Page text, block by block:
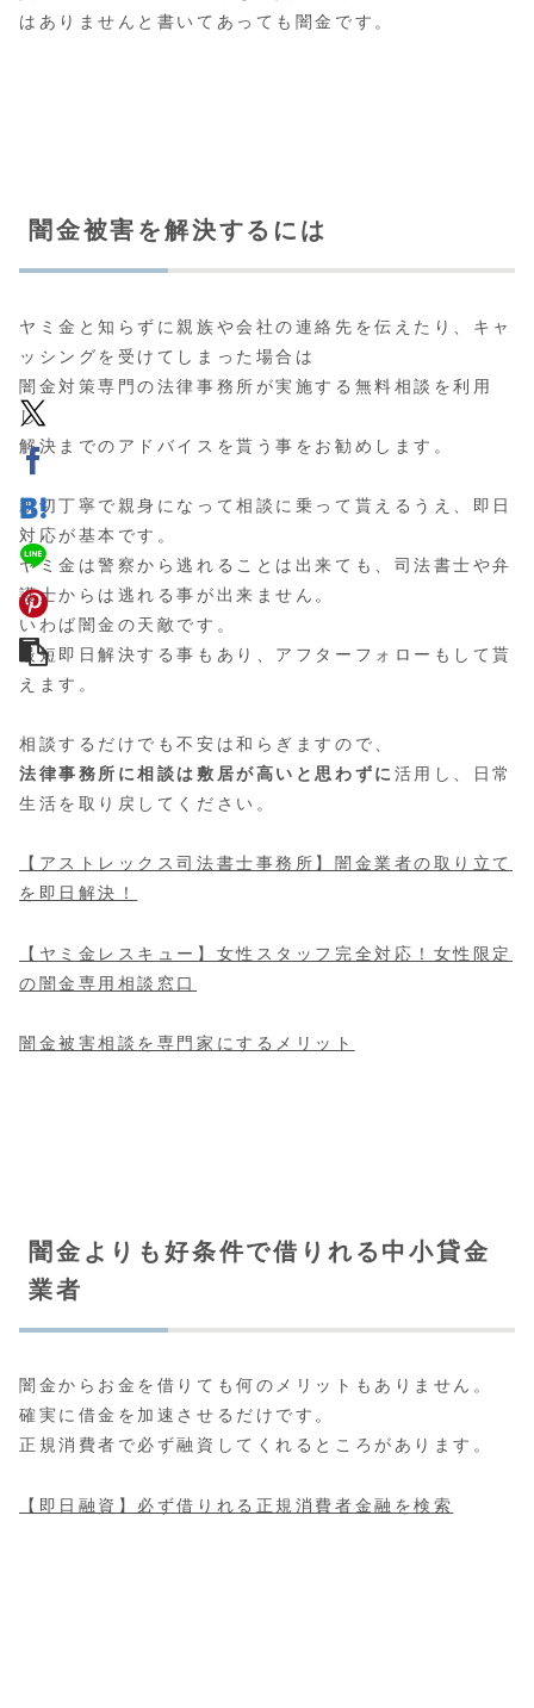
はありませんと書いてあっても闇金です。
闇金被害を解決するには
ヤミ金と知らずに親族や会社の連絡先を伝えたり、キャ
ッシングを受けてしまった場合は
闇金対策専門の法律事務所が実施する無料相談 を利用
し、
解決までのアドバイスを貰う事をお勧めします。
親切丁寧で親身になって相談に乗って貰えるうえ、即日
対応が基本です。
ヤミ金は警察から逃れることは出来ても、司法書士や弁
護士からは逃れる事が出来ません。
いわば闇金の天敵です。
最短即日解決する事もあり、アフターフォローもして貰
えます。
相談するだけでも不安は和らぎますので、
法律事務所に相談は敷居が高いと思わずに 活用し、日常
生活を取り戻してください。
【アストレックス司法書士事務所】闇金業者の取り立て
を即日解決！
【ヤミ金レスキュー】女性スタッフ完全対応！女性限定
の闇金専用相談窓口
闇金被害相談を専門家にするメリット
闇金よりも好条件で借りれる中小貸金
業者
闇金からお金を借りても何のメリットもありません。
確実に借金を加速させるだけです。
正規消費者で必ず融資してくれるところがあります。
【即日融資】必ず借りれる正規消費者金融を検索